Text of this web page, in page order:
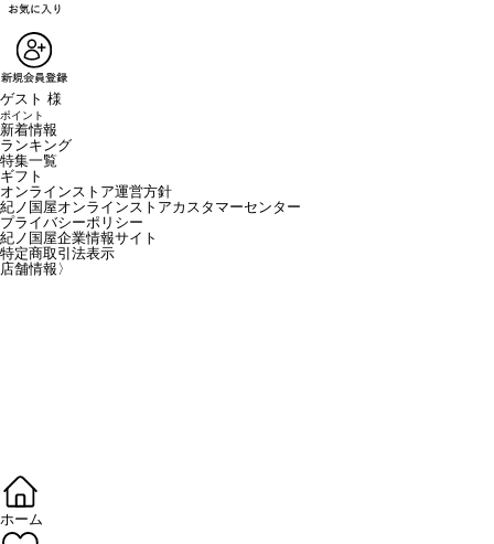
ゲスト 様
ポイント
新着情報
ランキング
特集一覧
ギフト
オンラインストア運営方針
紀ノ国屋オンラインストアカスタマーセンター
プライバシーポリシー
紀ノ国屋企業情報サイト
特定商取引法表示
店舗情報 〉
ホーム